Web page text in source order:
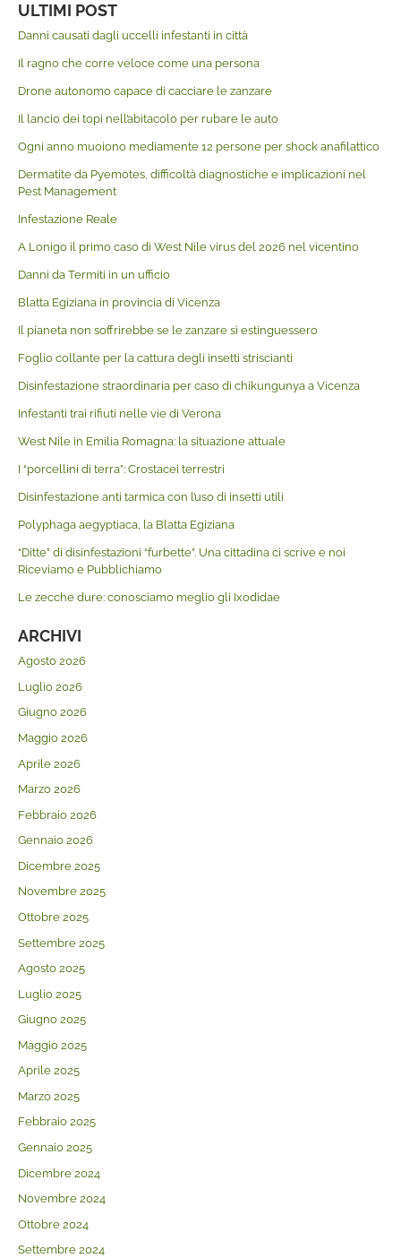
ULTIMI POST
Danni causati dagli uccelli infestanti in città
Il ragno che corre veloce come una persona
Drone autonomo capace di cacciare le zanzare
Il lancio dei topi nell’abitacolo per rubare le auto
Ogni anno muoiono mediamente 12 persone per shock anafilattico
Dermatite da Pyemotes, difficoltà diagnostiche e implicazioni nel
Pest Management
Infestazione Reale
A Lonigo il primo caso di West Nile virus del 2026 nel vicentino
Danni da Termiti in un ufficio
Blatta Egiziana in provincia di Vicenza
Il pianeta non soffrirebbe se le zanzare si estinguessero
Foglio collante per la cattura degli insetti striscianti
Disinfestazione straordinaria per caso di chikungunya a Vicenza
Infestanti trai rifiuti nelle vie di Verona
West Nile in Emilia Romagna: la situazione attuale
I “porcellini di terra”: Crostacei terrestri
Disinfestazione anti tarmica con l’uso di insetti utili
Polyphaga aegyptiaca, la Blatta Egiziana
“Ditte” di disinfestazioni “furbette”. Una cittadina ci scrive e noi
Riceviamo e Pubblichiamo
Le zecche dure: conosciamo meglio gli Ixodidae
ARCHIVI
Agosto 2026
Luglio 2026
Giugno 2026
Maggio 2026
Aprile 2026
Marzo 2026
Febbraio 2026
Gennaio 2026
Dicembre 2025
Novembre 2025
Ottobre 2025
Settembre 2025
Agosto 2025
Luglio 2025
Giugno 2025
Maggio 2025
Aprile 2025
Marzo 2025
Febbraio 2025
Gennaio 2025
Dicembre 2024
Novembre 2024
Ottobre 2024
Settembre 2024